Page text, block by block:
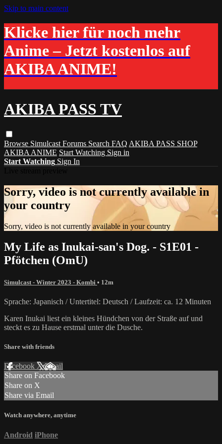
Skip to main content
Klicke hier für noch mehr
Anime – Jetzt kostenlos auf
AKIBA ANIME!
AKIBA PASS TV
Browse Simulcast Forums Search FAQ AKIBA PASS SHOP
AKIBA ANIME Start Watching Sign in
Start Watching Sign In
Sorry, video is not currently available in
your country
Sorry, video is not currently available in your country
My Life as Inukai-san's Dog. - S1E01 -
Pfötchen (OmU)
Simulcast - Winter 2023 - Kombi • 12m
Sprache: Japanisch / Untertitel: Deutsch / Laufzeit: ca. 12 Minuten
Karen Inukai liest ein kleines Hündchen von der Straße auf und
steckt es zu Hause erstmal unter die Dusche.
Share with friends
Facebook XEmail
Share on Facebook
Share on X
Share via Email
Watch anywhere, anytime
Android iPhone